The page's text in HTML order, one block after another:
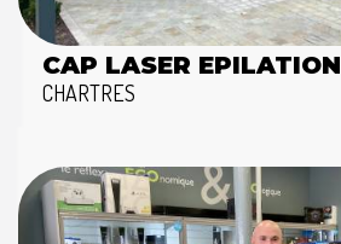
CAP LASER EPILATION
CHARTRES